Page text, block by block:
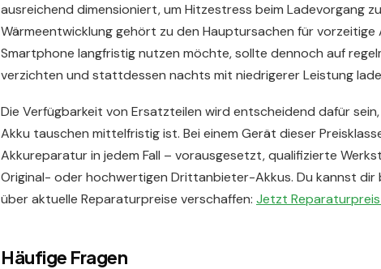
ausreichend dimensioniert, um Hitzestress beim Ladevorgang
Wärmeentwicklung gehört zu den Hauptursachen für vorzeitige
Smartphone langfristig nutzen möchte, sollte dennoch auf
verzichten und stattdessen nachts mit niedrigerer Leistung
Die Verfügbarkeit von Ersatzteilen wird entscheidend dafür sein,
Akku tauschen mittelfristig ist. Bei einem Gerät dieser
Akkureparatur in jedem Fall – vorausgesetzt, qualifizierte
Original- oder hochwertigen Drittanbieter-Akkus. Du kannst dir
über aktuelle Reparaturpreise verschaffen: Jetzt
Häufige Fragen